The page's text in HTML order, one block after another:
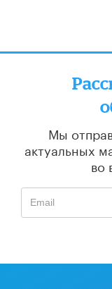
Мы
актуальных
во